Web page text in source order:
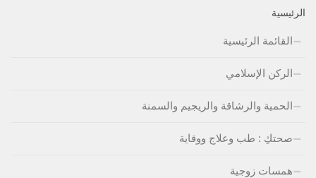
الرئيسية
القائمة الرئيسية
الركن الإسلامي
الحمية والرشاقة والريجيم والسمنة
صحتكِ : طب وعلاج ووقاية
همسات زوجية